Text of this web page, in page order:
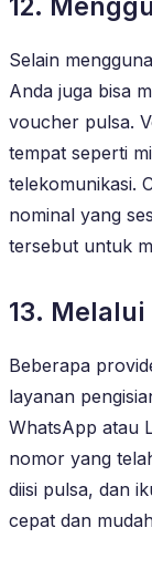
12.
Selain
Anda juga bisa
voucher pulsa.
tempat seperti
telekomunikasi.
nominal yang
tersebut untuk
13.
Beberapa
layanan
WhatsApp atau
nomor yang
diisi pulsa, dan
cepat dan